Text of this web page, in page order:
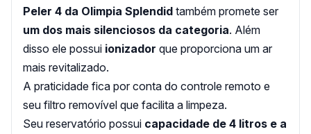
Peler 4 da Olimpia Splendid também promete ser
um dos mais silenciosos da categoria. Além
disso ele possui ionizador que proporciona um ar
mais revitalizado.
A praticidade fica por conta do controle remoto e
seu filtro removível que facilita a limpeza.
Seu reservatório possui capacidade de 4 litros e a